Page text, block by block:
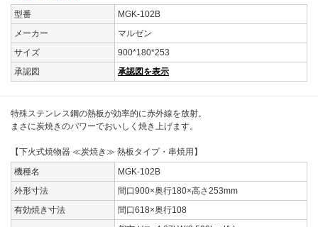
型番
MGK-102B
メーカー
マルゼン
サイズ
900*180*253
承認図
承認図を表示
特殊ステンレス鋼の熱板が効率的に赤外線を放射。
まさに炭焼きのパワーでおいしく焼き上げます。
【下火式焼物器 ≪炭焼き≫ 熱板タイプ・串焼用】
機種名
MGK-102B
外形寸法
間口900×奥行180×高さ253mm
有効焼き寸法
間口618×奥行108